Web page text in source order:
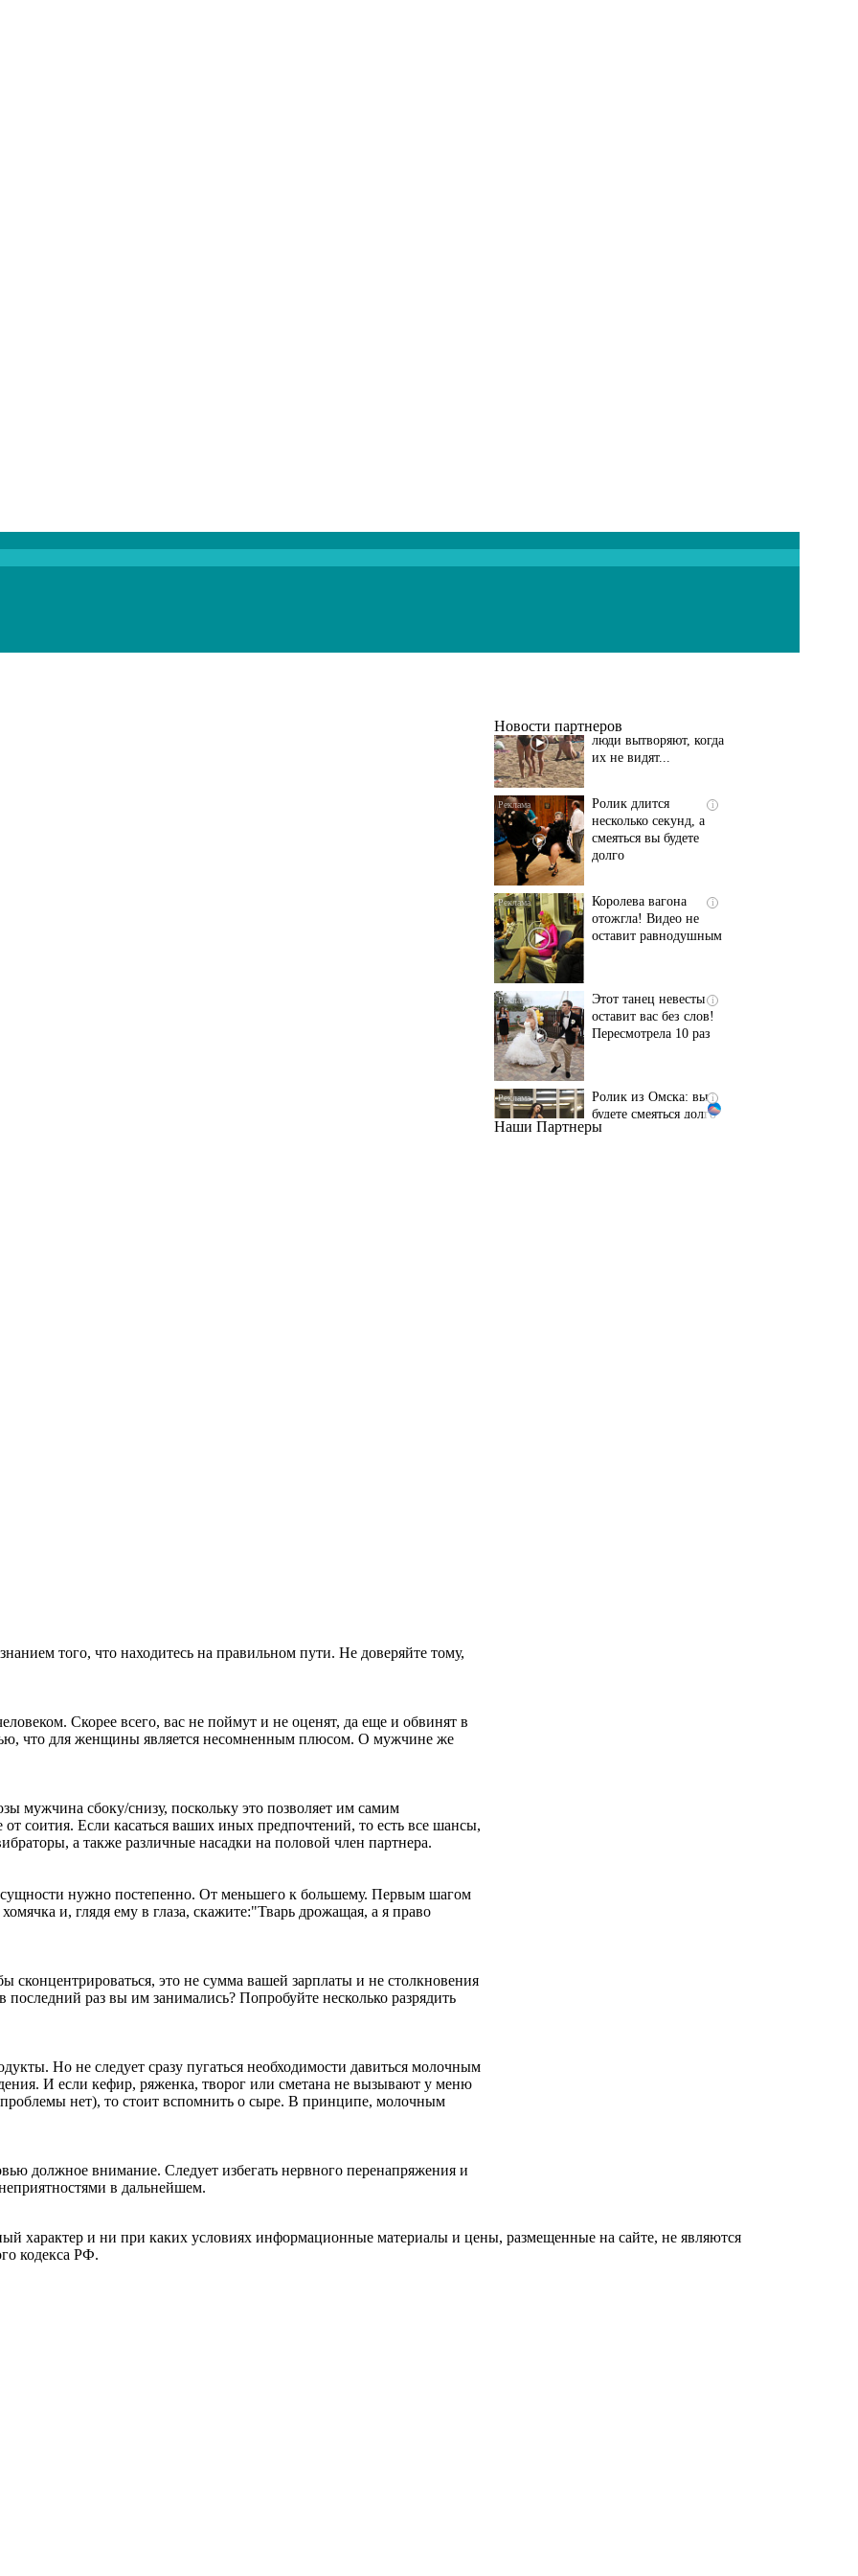
того, что находитесь на правильном пути. Не доверяйте тому,
Скорее всего, вас не поймут и не оценят, да еще и обвинят в
что для женщины является несомненным плюсом. О мужчине же
мужчина сбоку/снизу, поскольку это позволяет им самим
соития. Если касаться ваших иных предпочтений, то есть все шансы,
а также различные насадки на половой член партнера.
нужно постепенно. От меньшего к большему. Первым шагом
и, глядя ему в глаза, скажите:"Тварь дрожащая, а я право
сконцентрироваться, это не сумма вашей зарплаты и не столкновения
раз вы им занимались? Попробуйте несколько разрядить
Но не следует сразу пугаться необходимости давиться молочным
И если кефир, ряженка, творог или сметана не вызывают у меню
нет), то стоит вспомнить о сыре. В принципе, молочным
должное внимание. Следует избегать нервного перенапряжения и
в дальнейшем.
Новости партнеров
i
Ролик длится
несколько секунд, а
долго
Королева вагона
отожгла! Видео не
i
Этот танец невесты
Ролик из Омска: вы
Ролик длится пару
Наши Партнеры
характер и ни при каких условиях информационные материалы и цены, размещенные на сайте, не являются
кодекса РФ.